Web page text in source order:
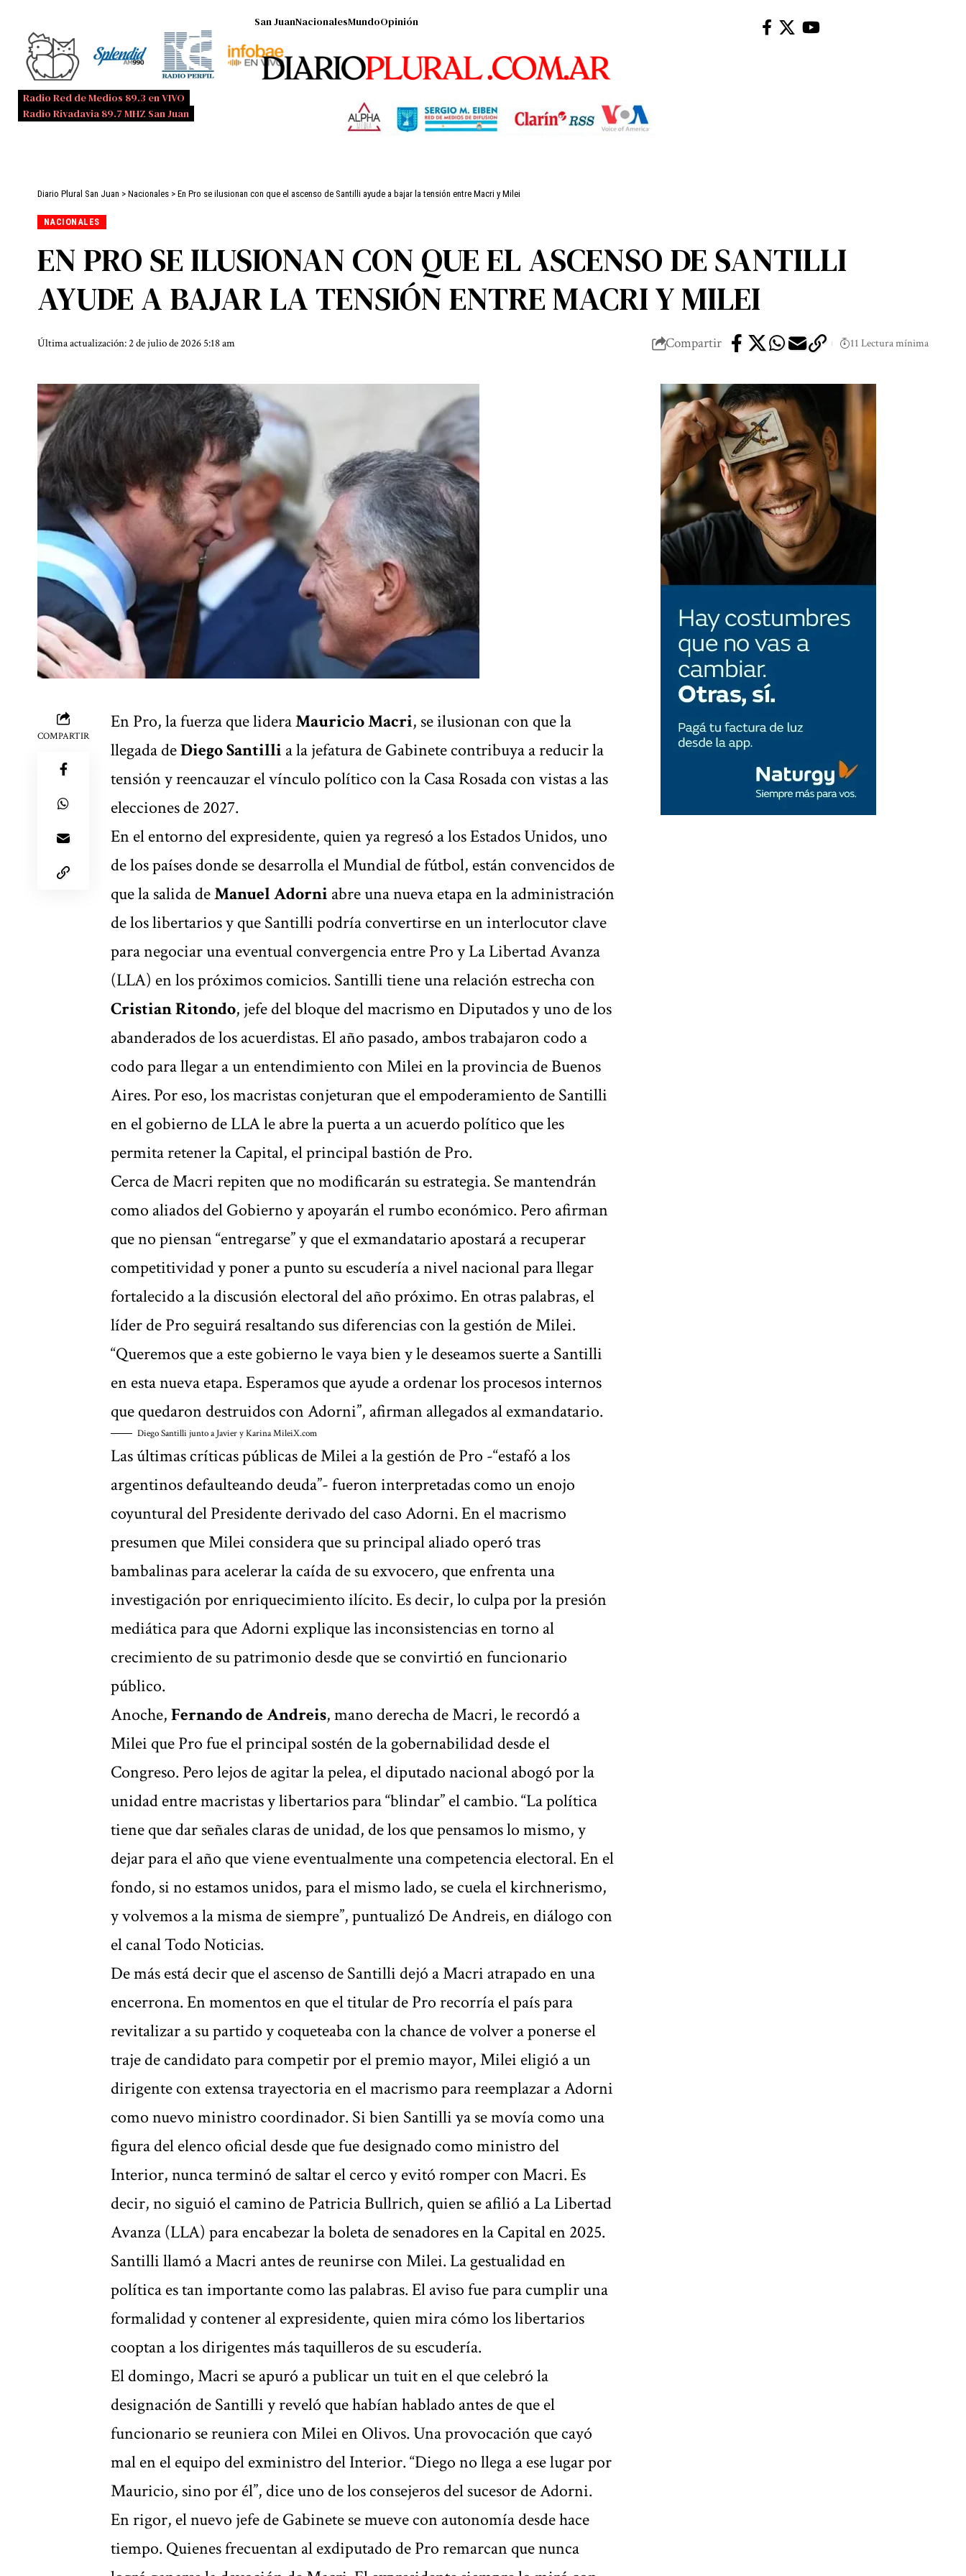
Radio Red de Medios 89.3 en VIVO
Radio Rivadavia 89.7 MHZ San Juan
San JuanNacionalesMundoOpinión
Diario Plural San Juan > Nacionales > En Pro se ilusionan con que el ascenso de Santilli ayude a bajar la tensión entre Macri y Milei
NACIONALES
EN PRO SE ILUSIONAN CON QUE EL ASCENSO DE SANTILLI
AYUDE A BAJAR LA TENSIÓN ENTRE MACRI Y MILEI
Última actualización: 2 de julio de 2026 5:18 am Compartir 11 Lectura mínima
COMPARTIR
En Pro, la fuerza que lideraMauricio Macri, se ilusionan con quela
llegada deDiego Santilli a la jefatura de Gabinetecontribuya a reducir la
tensión y reencauzar el vínculo político con la Casa Rosada con vistas a las
elecciones de 2027.
En el entorno del expresidente, quien ya regresó a los Estados Unidos, uno
de los países donde se desarrolla el Mundial de fútbol, están convencidos de
que la salida deManuel Adorni abre una nueva etapa en la administración
de los libertarios y que Santilli podría convertirse en un interlocutor clave
para negociar una eventual convergencia entre Pro y La Libertad Avanza
(LLA) en los próximos comicios. Santilli tiene una relación estrecha con
Cristian Ritondo, jefe del bloque del macrismo en Diputados y uno de los
abanderados de los acuerdistas. El año pasado, ambos trabajaron codo a
codo para llegar a un entendimiento con Milei en la provincia de Buenos
Aires. Por eso, los macristas conjeturan que el empoderamiento de Santilli
en el gobierno de LLA le abre la puerta a un acuerdo político que les
permita retener la Capital, el principal bastión de Pro.
Cerca de Macri repiten que no modificarán su estrategia. Se mantendrán
como aliados del Gobierno y apoyarán el rumbo económico. Pero afirman
que no piensan “entregarse” y que el exmandatario apostará a recuperar
competitividad y poner a punto su escudería a nivel nacional para llegar
fortalecido a la discusión electoral del año próximo. En otras palabras, el
líder de Pro seguirá resaltando sus diferencias con la gestión de Milei.
“Queremos que a este gobierno le vaya bien y le deseamos suerte a Santilli
en esta nueva etapa. Esperamos que ayude a ordenar los procesos internos
que quedaron destruidos con Adorni”, afirman allegados al exmandatario.
Diego Santilli junto a Javier y Karina MileiX.com
Las últimas críticas públicas de Milei a la gestión de Pro -“estafó a los
argentinos defaulteando deuda”- fueron interpretadas como un enojo
coyuntural del Presidente derivado del caso Adorni. En el macrismo
presumen que Milei considera que su principal aliado operó tras
bambalinas para acelerar la caída de su exvocero, que enfrenta una
investigación por enriquecimiento ilícito. Es decir, lo culpa por la presión
mediática para que Adorni explique las inconsistencias en torno al
crecimiento de su patrimonio desde que se convirtió en funcionario
público.
Anoche,Fernando de Andreis, mano derecha de Macri, le recordó a
Milei que Pro fue el principal sostén de la gobernabilidad desde el
Congreso. Pero lejos de agitar la pelea, el diputado nacional abogó por la
unidad entre macristas y libertarios para “blindar” el cambio. “La política
tiene que dar señales claras de unidad, de los que pensamos lo mismo, y
dejar para el año que viene eventualmente una competencia electoral. En el
fondo, si no estamos unidos, para el mismo lado, se cuela el kirchnerismo,
y volvemos a la misma de siempre”, puntualizó De Andreis, en diálogo con
el canal Todo Noticias.
De más está decir que el ascenso de Santilli dejó a Macri atrapado en una
encerrona. En momentos en que el titular de Pro recorría el país para
revitalizar a su partido y coqueteaba con la chance de volver a ponerse el
traje de candidato para competir por el premio mayor, Milei eligió a un
dirigente con extensa trayectoria en el macrismo para reemplazar a Adorni
como nuevo ministro coordinador. Si bien Santilli ya se movía como una
figura del elenco oficial desde que fue designado como ministro del
Interior, nunca terminó de saltar el cerco y evitó romper con Macri. Es
decir, no siguió el camino de Patricia Bullrich, quien se afilió a La Libertad
Avanza (LLA) para encabezar la boleta de senadores en la Capital en 2025.
Santilli llamó a Macri antes de reunirse con Milei. La gestualidad en
política es tan importante como las palabras. El aviso fue para cumplir una
formalidad y contener al expresidente, quien mira cómo los libertarios
cooptan a los dirigentes más taquilleros de su escudería.
El domingo, Macri se apuró a publicar un tuit en el que celebró la
designación de Santilli y reveló que habían hablado antes de que el
funcionario se reuniera con Milei en Olivos. Una provocación que cayó
mal en el equipo del exministro del Interior. “Diego no llega a ese lugar por
Mauricio, sino por él”, dice uno de los consejeros del sucesor de Adorni.
En rigor, el nuevo jefe de Gabinete se mueve con autonomía desde hace
tiempo. Quienes frecuentan al exdiputado de Pro remarcan que nunca